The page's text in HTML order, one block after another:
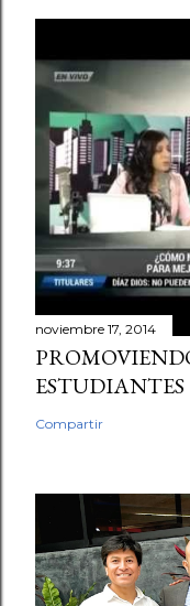
noviembre 17, 2014
ESTUDIANTES
Compartir